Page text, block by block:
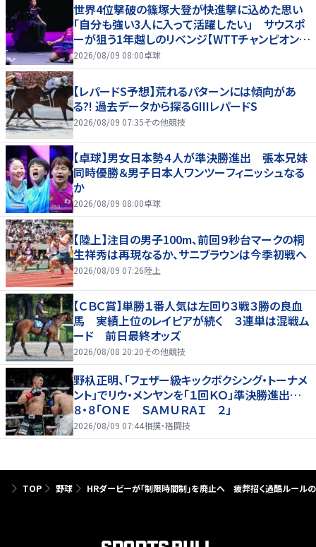
世界4位撃破の篠塚大登が快進撃に込めた思い
「自分も強い3人に入って活躍したい」 サウスポ
ーが狙う1年越しのリベンジ【WTTチャンピオンズ
横浜2026】
2026/08/09 08:00卓球
【レパードS予想】荒れるパターンには傾向があ
る?! 過去データから探るGIIIレパードS
2026/08/09 07:35その他競技
【卓球】男女日本勢４人が準決勝進出 張本兄妹
同時優勝＆男子日本人ワンツーフィニッシュなる
か
2026/08/09 08:00卓球
【陸上】注目の男子100m、前回９秒台マークの桐
生祥秀は再現なるか、サニブラウンは今季初戦へ
2026/08/09 07:26陸上
【ＣＢＣ賞】単勝１番人気は左回り３戦３勝の良血
馬 実績上位のレイピアが続く ３連単は混戦ム
ード 前日最終オッズ
2026/08/08 20:20その他競技
野杁正明、「フェザー級キックボクシング・トーナメ
ント」でリウ・メンヤンを「１回ＫＯ」準決勝進出…
８・８「ＯＮＥ ＳＡＭＵＲＡＩ ２」
2026/08/09 07:44相撲・格闘技
TOP 野球 HRダービーが「制限時間制」を廃止へ 疲弊招く過酷ルー